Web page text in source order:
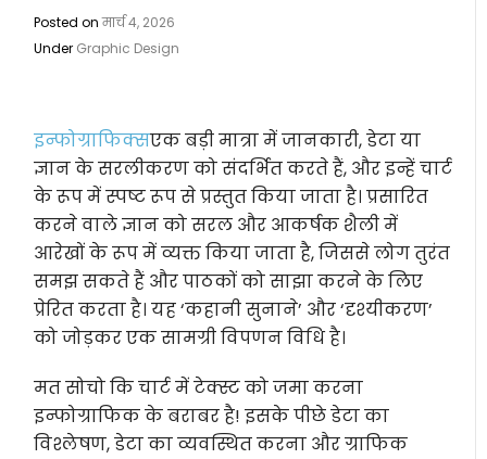
Posted onमार्च 4, 2026
Under Graphic Design
इन्फोग्राफिक्सएक बड़ी मात्रा में जानकारी, डेटा या
ज्ञान के सरलीकरण को संदर्भित करते हैं, और इन्हें चार्ट
के रूप में स्पष्ट रूप से प्रस्तुत किया जाता है। प्रसारित
करने वाले ज्ञान को सरल और आकर्षक शैली में
आरेखों के रूप में व्यक्त किया जाता है, जिससे लोग तुरंत
समझ सकते हैं और पाठकों को साझा करने के लिए
प्रेरित करता है। यह ‘कहानी सुनाने’ और ‘दृश्यीकरण’
को जोड़कर एक सामग्री विपणन विधि है।
मत सोचो कि चार्ट में टेक्स्ट को जमा करना
इन्फोग्राफिक के बराबर है! इसके पीछे डेटा का
विश्लेषण, डेटा का व्यवस्थित करना और ग्राफिक